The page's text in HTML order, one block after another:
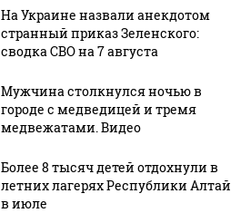
На Украине назвали анекдотом
странный приказ Зеленского:
сводка СВО на 7 августа
Мужчина столкнулся ночью в
городе с медведицей и тремя
медвежатами. Видео
Более 8 тысяч детей отдохнули в
летних лагерях Республики Алтай
в июле